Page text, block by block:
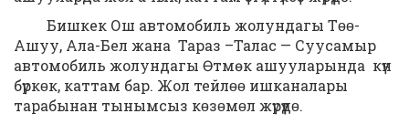
Бишкек Ош автомобиль жолундагы Тɵɵ-
Ашуу, Ала-Бел жана Тараз –Талас — Суусамыр
автомобиль жолундагы Өтмөк ашууларында күн
бүркɵк, каттам бар. Жол тейлɵɵ ишканалары
тарабынан тынымсыз кɵзɵмɵл жүрүүдɵ.